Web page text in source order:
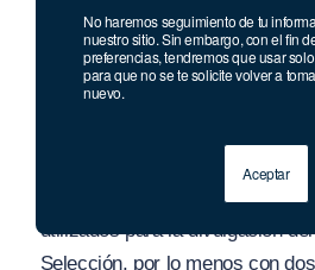
No haremos seguimiento de tu
nuestro sitio. Sin embargo, con el fin
preferencias, tendremos que usar
para que no se te solicite volver a
nuevo.
Aceptar
hora y fecha de recepción de
aplicación de las pruebas por la
horas no podrán anticiparse a
Las modificaciones, respecto de
inscripciones, se divulgarán por
utilizados para la divulgación
Selección, por lo menos con